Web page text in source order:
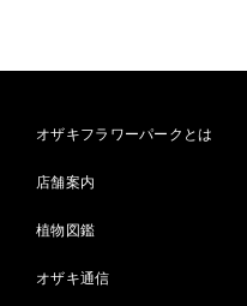
オザキフラワーパークとは
店舗案内
植物図鑑
オザキ通信